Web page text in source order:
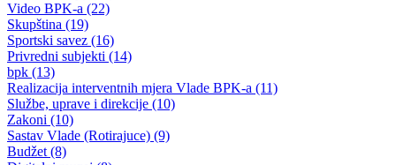
Uprava policije informacija za period 30/31.12.2021.godine.
31.12.2021